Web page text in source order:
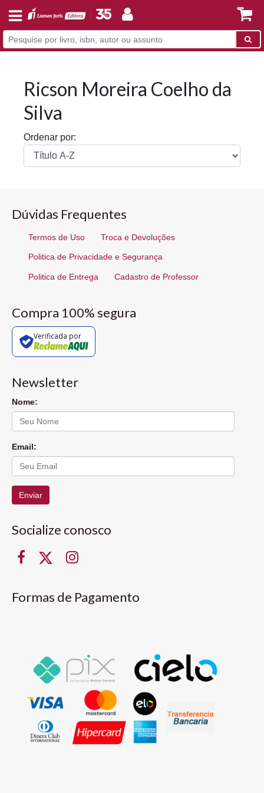
Ricson Moreira Coelho da
Silva
Ordenar por:
Dúvidas Frequentes
Termos de Uso Troca e Devoluções
Politica de Privacidade e Segurança
Politica de Entrega Cadastro de Professor
Compra 100% segura
Verificada por
Newsletter
Nome:
Email:
Enviar
Socialize conosco
Formas de Pagamento